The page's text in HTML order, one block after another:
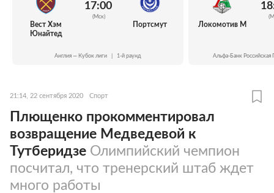
Вест Хэм
Юнайтед
17:00
(Мск)
Портсмут
Англия — Кубок лиги 1-й раунд
Локомотив М
Альфа-Банк Российская
21:14, 22 сентября 2020 Спорт
Плющенко прокомментировал
возвращение Медведевой к
Тутберидзе Олимпийский чемпион
посчитал, что тренерский штаб ждет
много работы